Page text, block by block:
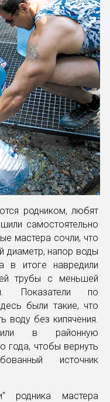
родником, любят
самостоятельно
мастера сочли, что
диаметр, напор воды
в итоге навредили
трубы с меньшей
Показатели по
были такие, что
воду без кипячения.
в районную
года, чтобы вернуть
источник
родника мастера